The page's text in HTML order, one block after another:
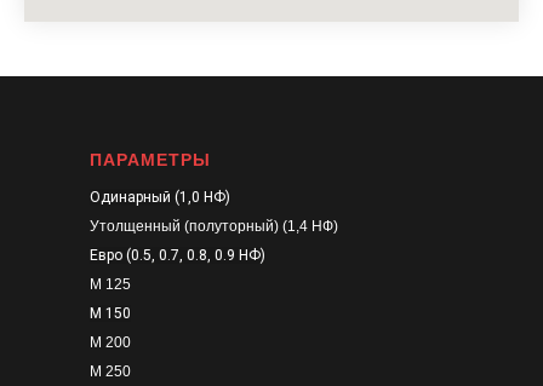
ПАРАМЕТРЫ
Одинарный (1,0 НФ)
Утолщенный (полуторный) (1,4 НФ)
Евро (0.5, 0.7, 0.8, 0.9 НФ)
М 125
М 150
М 200
М 250